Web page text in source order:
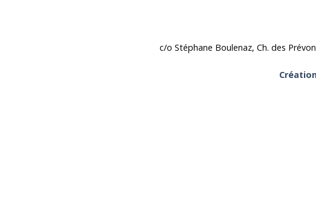
c/o Stéphane Boulenaz, Ch. des